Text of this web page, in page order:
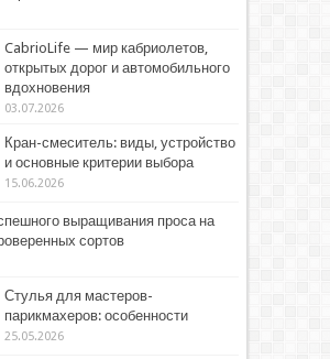
CabrioLife — мир кабриолетов,
открытых дорог и автомобильного
вдохновения
03.07.2026
Кран-смеситель: виды, устройство
и основные критерии выбора
15.06.2026
выращивания проса на
сортов
Стулья для мастеров-
парикмахеров: особенности
25.05.2026